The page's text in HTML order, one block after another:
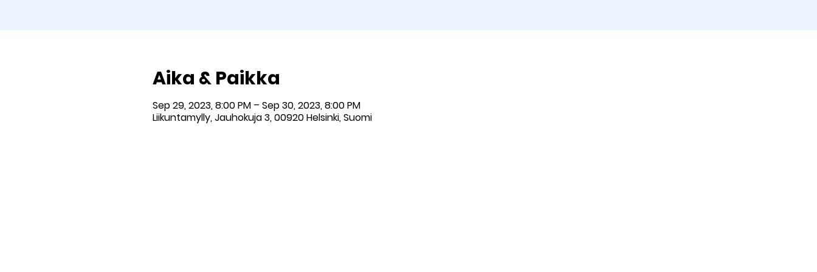
Aika & Paikka
Sep 29, 2023, 8:00 PM – Sep 30, 2023, 8:00 PM
Liikuntamylly, Jauhokuja 3, 00920 Helsinki, Suomi